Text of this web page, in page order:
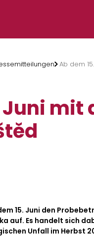
Ab dem
mit
15. Juni den
auf. Es handelt sich
Unfall im Herbst